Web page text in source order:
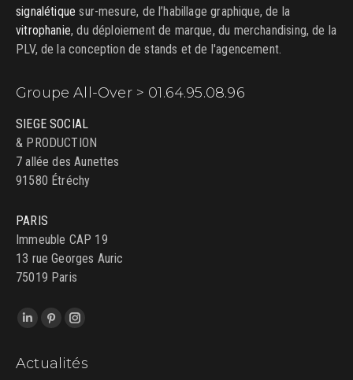
signalétique sur-mesure, de l’habillage graphique, de la
vitrophanie, du déploiement de marque, du merchandising, de la
PLV, de la conception de stands et de l'agencement.
Groupe All-Over > 01.64.95.08.96
SIEGE SOCIAL
& PRODUCTION
7 allée des Aunettes
91580 Étréchy
PARIS
Immeuble CAP 19
13 rue Georges Auric
75019 Paris
Trouvez nous sur :
LinkedIn
opens
Pinterest
opens
Instagram
opens
Actualités